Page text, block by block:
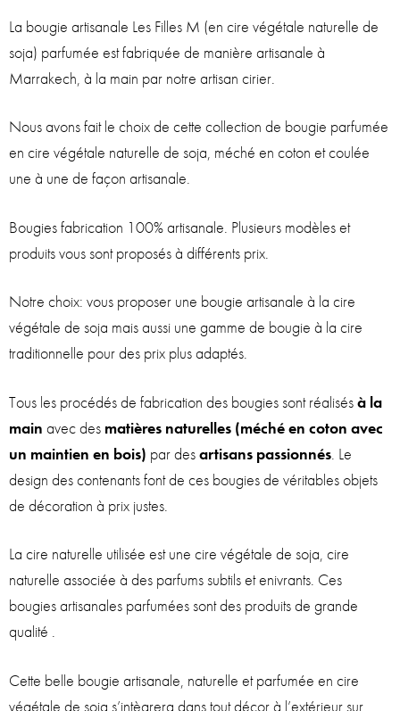
La bougie artisanale Les Filles M (en cire végétale naturelle de
soja) parfumée est fabriquée de manière artisanale à
Marrakech, à la main par notre artisan cirier.
Nous avons fait le choix de cette collection de bougie parfumée
en cire végétale naturelle de soja, méché en coton et coulée
une à une de façon artisanale.
Bougies fabrication 100% artisanale. Plusieurs modèles et
produits vous sont proposés à différents prix.
Notre choix: vous proposer une bougie artisanale à la cire
végétale de soja mais aussi une gamme de bougie à la cire
traditionnelle pour des prix plus adaptés.
Tous les procédés de fabrication des bougies sont réalisésà la
main avec des matières naturelles (méché en coton avec
un maintien en bois) par desartisans passionnés. Le
design des contenants font de ces bougies de véritables objets
de décoration à prix justes.
La cire naturelle utilisée est une cire végétale de soja, cire
naturelle associée à des parfums subtils et enivrants. Ces
bougies artisanales parfumées sont des produits de grande
qualité .
Cette belle bougie artisanale, naturelle et parfumée en cire
végétale de soja s’intègrera dans tout décor à l’extérieur sur